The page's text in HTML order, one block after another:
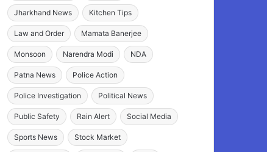
Jharkhand News Kitchen Tips
Law and Order Mamata Banerjee
Monsoon Narendra Modi NDA
Patna News Police Action
Police Investigation Political News
Public Safety Rain Alert Social Media
Sports News Stock Market